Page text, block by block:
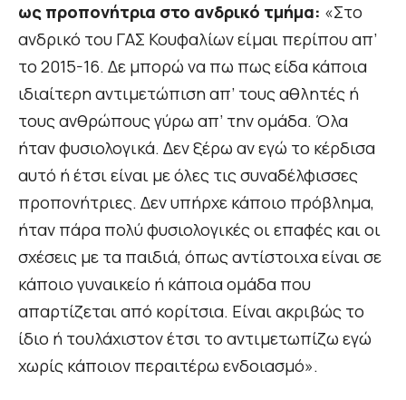
ως προπονήτρια στο ανδρικό τμήμα: «Στο
ανδρικό του ΓΑΣ Κουφαλίων είμαι περίπου απ’
το 2015-16. Δε μπορώ να πω πως είδα κάποια
ιδιαίτερη αντιμετώπιση απ’ τους αθλητές ή
τους ανθρώπους γύρω απ’ την ομάδα. Όλα
ήταν φυσιολογικά. Δεν ξέρω αν εγώ το κέρδισα
αυτό ή έτσι είναι με όλες τις συναδέλφισσες
προπονήτριες. Δεν υπήρχε κάποιο πρόβλημα,
ήταν πάρα πολύ φυσιολογικές οι επαφές και οι
σχέσεις με τα παιδιά, όπως αντίστοιχα είναι σε
κάποιο γυναικείο ή κάποια ομάδα που
απαρτίζεται από κορίτσια. Είναι ακριβώς το
ίδιο ή τουλάχιστον έτσι το αντιμετωπίζω εγώ
χωρίς κάποιον περαιτέρω ενδοιασμό».